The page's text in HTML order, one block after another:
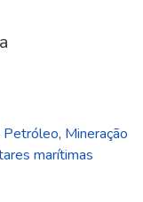
Petróleo, Mineração
marítimas